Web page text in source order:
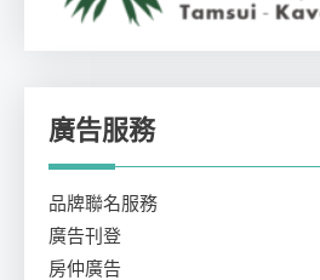
廣告服務
品牌聯名服務
廣告刊登
房仲廣告